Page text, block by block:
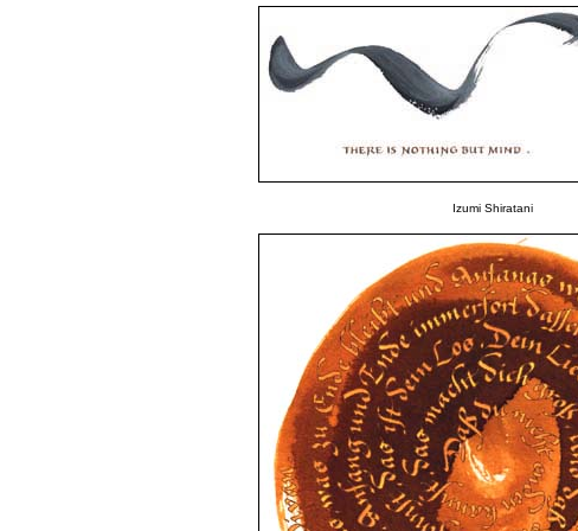
Izumi Shiratani